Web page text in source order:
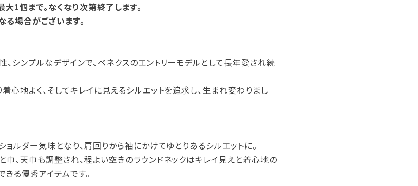
1個まで。なくなり次第終了します。
場合がございます。
シンプルなデザインで、ベネクスのエントリーモデルとして長年愛され続
心地よく、そしてキレイに見えるシルエットを追求し、生まれ変わりまし
ョルダー気味となり、肩回りから袖にかけてゆとりあるシルエットに。
、天巾も調整され、程よい空きのラウンドネックはキレイ見えと着心地の
る優秀アイテムです。